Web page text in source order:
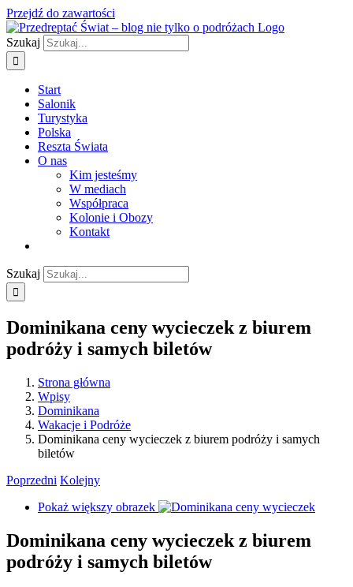
Przejdź do zawartości
Szukaj
Start
Salonik
Turystyka
Polska
Reszta Świata
O nas
Kim jesteśmy
W mediach
Współpraca
Kolonie i Obozy
Kontakt
Szukaj
Dominikana ceny wycieczek z biurem
podróży i samych biletów
Strona główna
Wpisy
Dominikana
Wakacje i Podróże
Dominikana ceny wycieczek z biurem podróży i samych
biletów
Poprzedni Kolejny
Pokaż większy obrazek
Dominikana ceny wycieczek z biurem
podróży i samych biletów